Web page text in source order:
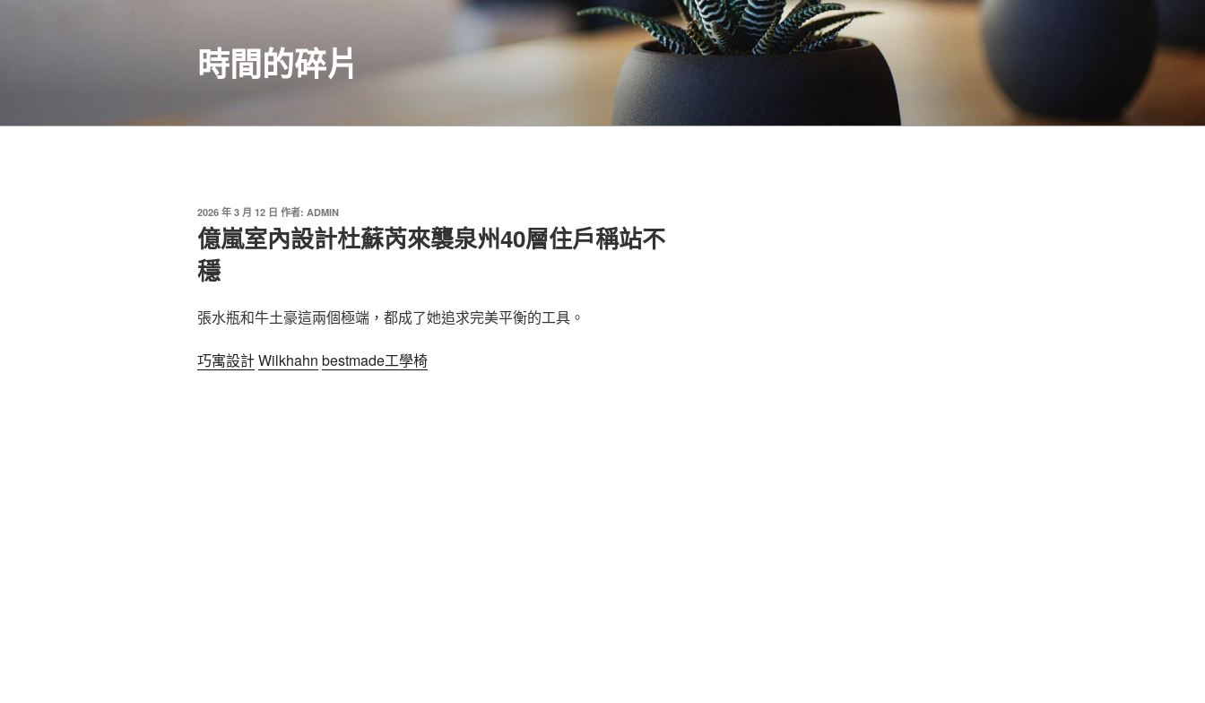
時間的碎片
發
佈
於
2026 年 3 月 12 日 作者: ADMIN
億嵐室內設計杜蘇芮來襲泉州40層住戶稱站不
穩
張水瓶和牛土豪這兩個極端，都成了她追求完美平衡的工具。
巧寓設計Wilkhahn bestmade工學椅